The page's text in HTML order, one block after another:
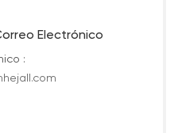
Electrónico
: